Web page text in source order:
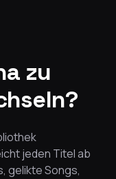
zu
jeden Titel ab
gelikte Songs,